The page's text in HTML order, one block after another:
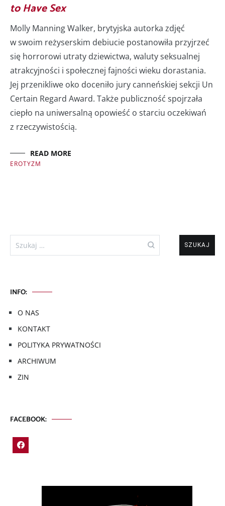
to Have Sex
Molly Manning Walker, brytyjska autorka zdjęć
w swoim reżyserskim debiucie postanowiła przyjrzeć
się horrorowi utraty dziewictwa, waluty seksualnej
atrakcyjności i społecznej fajności wieku dorastania.
Jej przenikliwe oko doceniło jury canneńskiej sekcji Un
Certain Regard Award. Także publiczność spojrzała
ciepło na uniwersalną opowieść o starciu oczekiwań
z rzeczywistością.
READ MORE
EROTYZM
Szukaj:
INFO:
O NAS
KONTAKT
POLITYKA PRYWATNOŚCI
ARCHIWUM
ZIN
FACEBOOK: